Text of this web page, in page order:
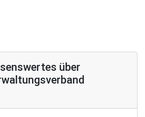
über